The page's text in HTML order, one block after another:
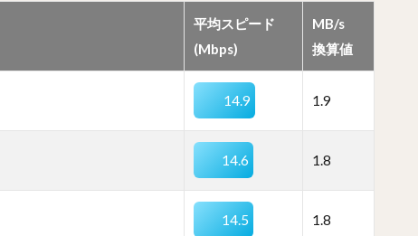
平均スピード
(Mbps)
MB/s
換算値
14.9 1.9
14.6 1.8
14.5 1.8